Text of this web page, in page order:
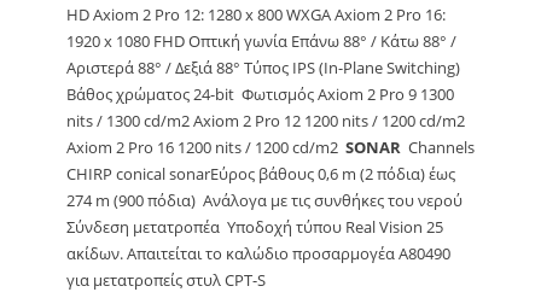
HD Axiom 2 Pro 12: 1280 x 800 WXGA Axiom 2 Pro 16:
1920 x 1080 FHD Οπτική γωνία Επάνω 88° / Κάτω 88° /
Αριστερά 88° / Δεξιά 88° Τύπος IPS (In-Plane Switching)
Βάθος χρώματος 24-bit Φωτισμός Axiom 2 Pro 9 1300
nits / 1300 cd/m2 Axiom 2 Pro 12 1200 nits / 1200 cd/m2
Axiom 2 Pro 16 1200 nits / 1200 cd/m2 SONAR Channels
CHIRP conical sonarΕύρος βάθους 0,6 m (2 πόδια) έως
274 m (900 πόδια) Ανάλογα με τις συνθήκες του νερού
Σύνδεση μετατροπέα Υποδοχή τύπου Real Vision 25
ακίδων. Απαιτείται το καλώδιο προσαρμογέα A80490
για μετατροπείς στυλ CPT-S